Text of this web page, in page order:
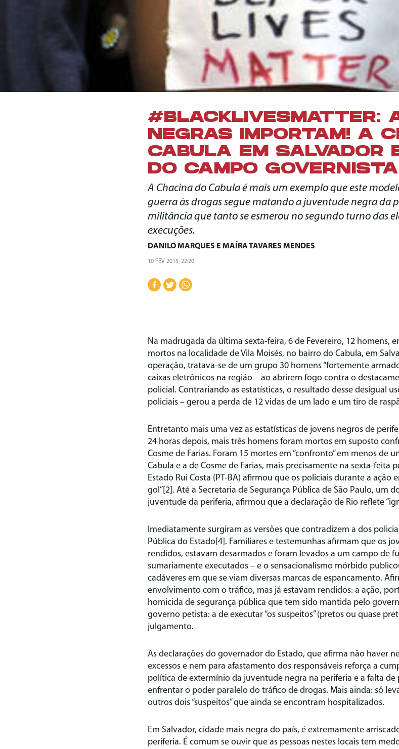
#BLACKLIVESMATTER:
NEGRAS IMPORTAM! A
CABULA EM SALVADOR
DO CAMPO GOVERNISTA
A Chacina do Cabula é mais um exemplo que este
guerra às drogas segue matando a juventude negra da
militância que tanto se esmerou no segundo turno das
execuções.
DANILO MARQUES E MAÍRA TAVARES MENDES
10 FEV 2015, 22:20
Na madrugada da última sexta-feira, 6 de Fevereiro, 12 homens,
mortos na localidade de Vila Moisés, no bairro do Cabula, em
operação, tratava-se de um grupo 30 homens “fortemente
caixas eletrônicos na região – ao abrirem fogo contra o
policial. Contrariando as estatísticas, o resultado desse desigual
policiais – gerou a perda de 12 vidas de um lado e um tiro de
Entretanto mais uma vez as estatísticas de jovens negros de
24 horas depois, mais três homens foram mortos em suposto
Cosme de Farias. Foram 15 mortes em “confronto” em menos de
Cabula e a de Cosme de Farias, mais precisamente na sexta-feita
Estado Rui Costa (PT-BA) afirmou que os policiais durante a ação
gol”[2]. Até a Secretaria de Segurança Pública de São Paulo, um
juventude da periferia, afirmou que a declaração de Rio reflete
Imediatamente surgiram as versões que contradizem a dos
Pública do Estado[4]. Familiares e testemunhas afirmam que os
rendidos, estavam desarmados e foram levados a um campo de
sumariamente executados – e o sensacionalismo mórbido
cadáveres em que se viam diversas marcas de espancamento.
envolvimento com o tráfico, mas já estavam rendidos: a ação,
homicida de segurança pública que tem sido mantida pelo
governo petista: a de executar “os suspeitos” (pretos ou quase
julgamento.
As declarações do governador do Estado, que afirma não haver
excessos e nem para afastamento dos responsáveis reforça a
política de extermínio da juventude negra na periferia e a falta de
enfrentar o poder paralelo do tráfico de drogas. Mais ainda: só
outros dois “suspeitos” que ainda se encontram hospitalizados.
Em Salvador, cidade mais negra do país, é extremamente
periferia. É comum se ouvir que as pessoas nestes locais tem